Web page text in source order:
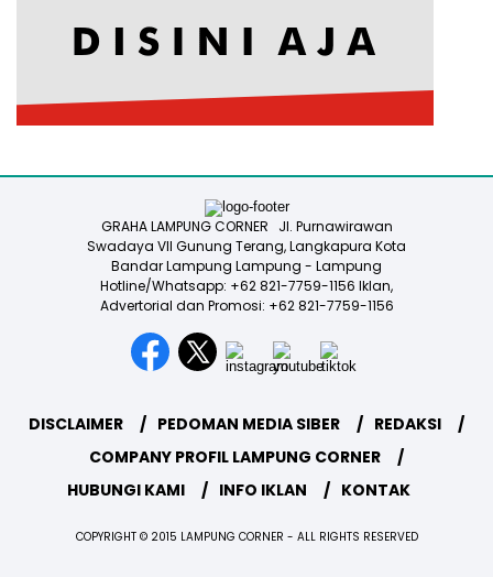
GRAHA LAMPUNG CORNER Jl. Purnawirawan
Swadaya VII Gunung Terang, Langkapura Kota
Bandar Lampung Lampung - Lampung
Hotline/Whatsapp: +62 821-7759-1156 Iklan,
Advertorial dan Promosi: +62 821-7759-1156
DISCLAIMER PEDOMAN MEDIA SIBER
REDAKSI
COMPANY PROFIL LAMPUNG CORNER
HUBUNGI KAMI
INFO IKLAN KONTAK
COPYRIGHT © 2015 LAMPUNG CORNER - ALL RIGHTS RESERVED